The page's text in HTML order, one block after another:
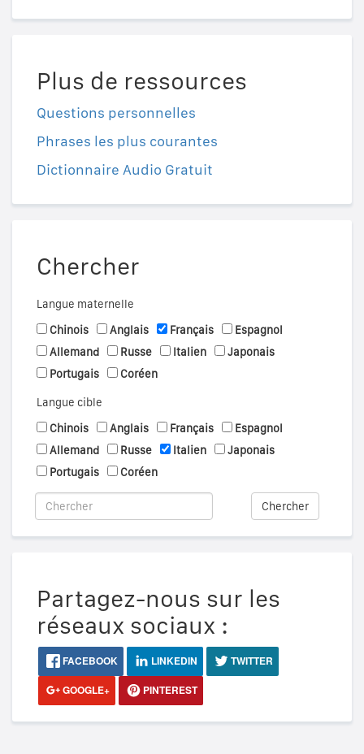
Plus de ressources
Questions personnelles
Phrases les plus courantes
Dictionnaire Audio Gratuit
Chercher
Langue maternelle
Chinois
Anglais Français
Espagnol
Allemand
Russe Italien
Japonais
Portugais
Coréen
Langue cible
Chinois
Anglais Français
Espagnol
Allemand
Russe Italien
Japonais
Portugais
Coréen
Chercher
Partagez-nous sur les
réseaux sociaux :
FACEBOOK LINKEDIN
TWITTER
GOOGLE+
PINTEREST